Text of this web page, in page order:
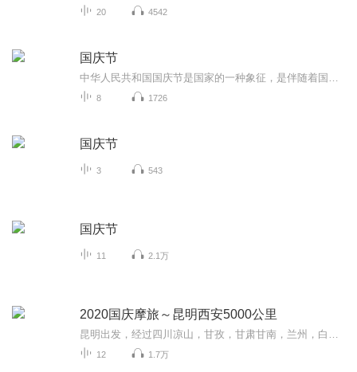
20 4542
国庆节
8 1726
国庆节
3 543
国庆节
11 2.1万
2020国庆摩旅～昆明西安5000公里
12 1.7万